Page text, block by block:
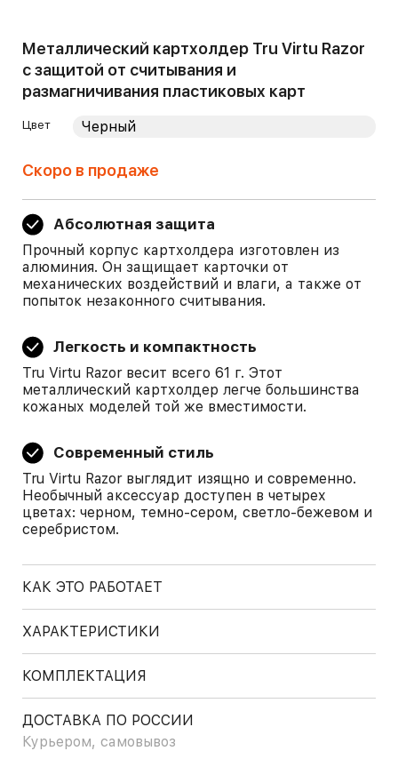
Металлический картхолдер Tru Virtu Razor
с защитой от считывания и
размагничивания пластиковых карт
Цвет
Скоро в продаже
Абсолютная защита
Прочный корпус картхолдера изготовлен из
алюминия. Он защищает карточки от
механических воздействий и влаги, а также от
попыток незаконного считывания.
Легкость и компактность
Tru Virtu Razor весит всего 61 г. Этот
металлический картхолдер легче большинства
кожаных моделей той же вместимости.
Современный стиль
Tru Virtu Razor выглядит изящно и современно.
Необычный аксессуар доступен в четырех
цветах: черном, темно-сером, светло-бежевом и
серебристом.
КАК ЭТО РАБОТАЕТ
ХАРАКТЕРИСТИКИ
КОМПЛЕКТАЦИЯ
ДОСТАВКА ПО РОССИИ
Курьером, самовывоз